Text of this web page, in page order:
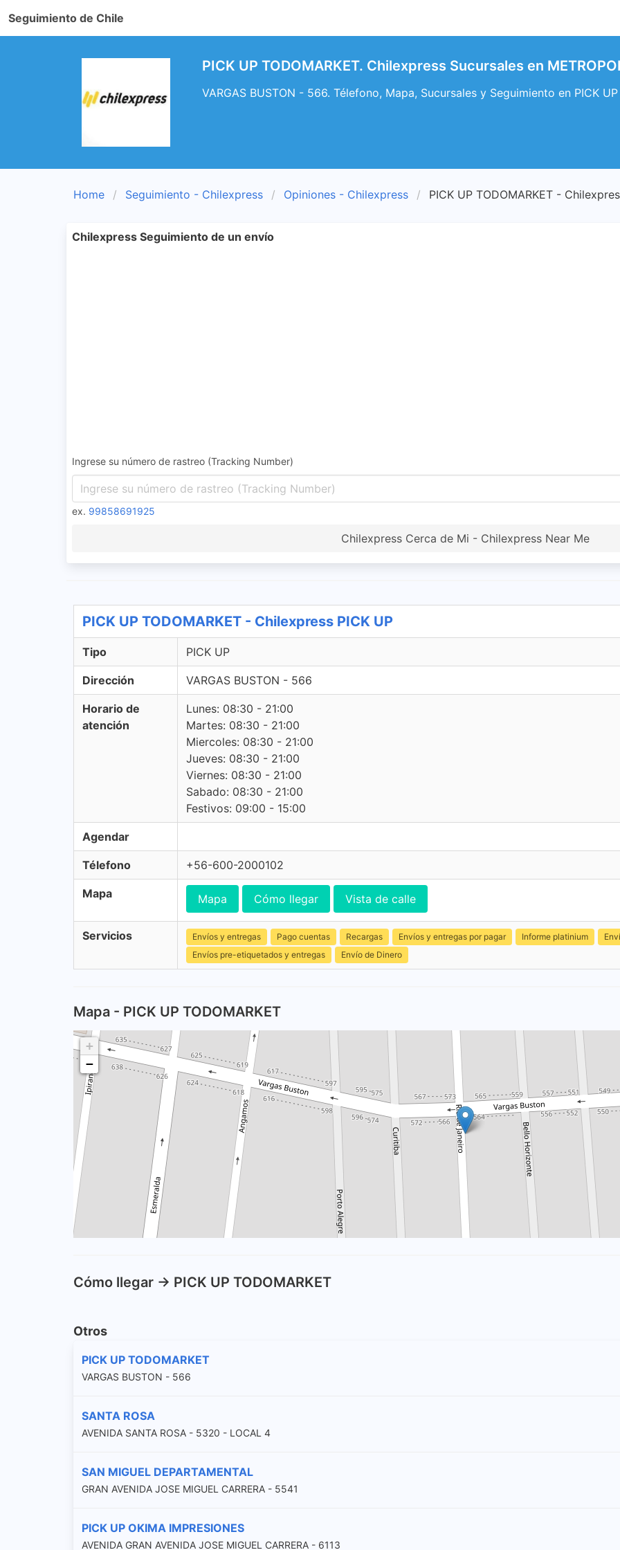
Seguimiento de Chile
PICK UP TODOMARKET. Chilexpress Sucursales en
VARGAS BUSTON - 566. Télefono, Mapa, Sucursales y Seguimiento en PICK UP
Home Seguimiento - Chilexpress Opiniones - Chilexpress PICK UP TODOMARKET -
Chilexpress Seguimiento de un envío
Ingrese su número de rastreo (Tracking Number)
ex. 99858691925
Chilexpress Cerca de Mi - Chilexpress Near Me
PICK UP TODOMARKET - Chilexpress PICK UP
Tipo PICK UP
Dirección VARGAS BUSTON - 566
Horario de
atención
Lunes: 08:30 - 21:00
Martes: 08:30 - 21:00
Miercoles: 08:30 - 21:00
Jueves: 08:30 - 21:00
Viernes: 08:30 - 21:00
Sabado: 08:30 - 21:00
Festivos: 09:00 - 15:00
Agendar
Télefono +56-600-2000102
Mapa Mapa Cómo llegar Vista de calle
Servicios Envíos y entregas Pago cuentas Recargas Envíos y entregas por pagar Informe platinium
Envíos pre-etiquetados y entregas
Envío de Dinero
Mapa - PICK UP TODOMARKET
+
−
Cómo llegar -> PICK UP TODOMARKET
Otros
PICK UP TODOMARKET
VARGAS BUSTON - 566
SANTA ROSA
AVENIDA SANTA ROSA - 5320 - LOCAL 4
SAN MIGUEL DEPARTAMENTAL
GRAN AVENIDA JOSE MIGUEL CARRERA - 5541
PICK UP OKIMA IMPRESIONES
AVENIDA GRAN AVENIDA JOSE MIGUEL CARRERA - 6113